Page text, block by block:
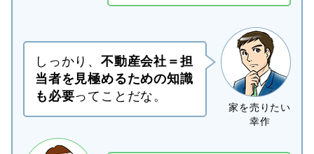
しっかり、 不動産会社＝担
当者を見極めるための知識
も必要ってことだな。